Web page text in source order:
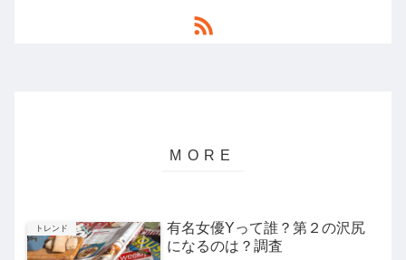
トレンド
有名女優Yって誰？第２の沢尻
になるのは？調査